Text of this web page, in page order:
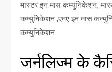
मास्टर इन मास कम्युनिकेशन,
कम्युनिकेशन ,एमए इन मास
कम्युनिकेशन
जर्नलिज्म के